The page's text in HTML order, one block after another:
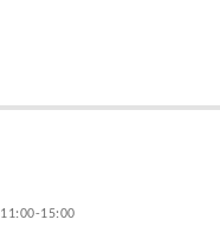
11:00-15:00